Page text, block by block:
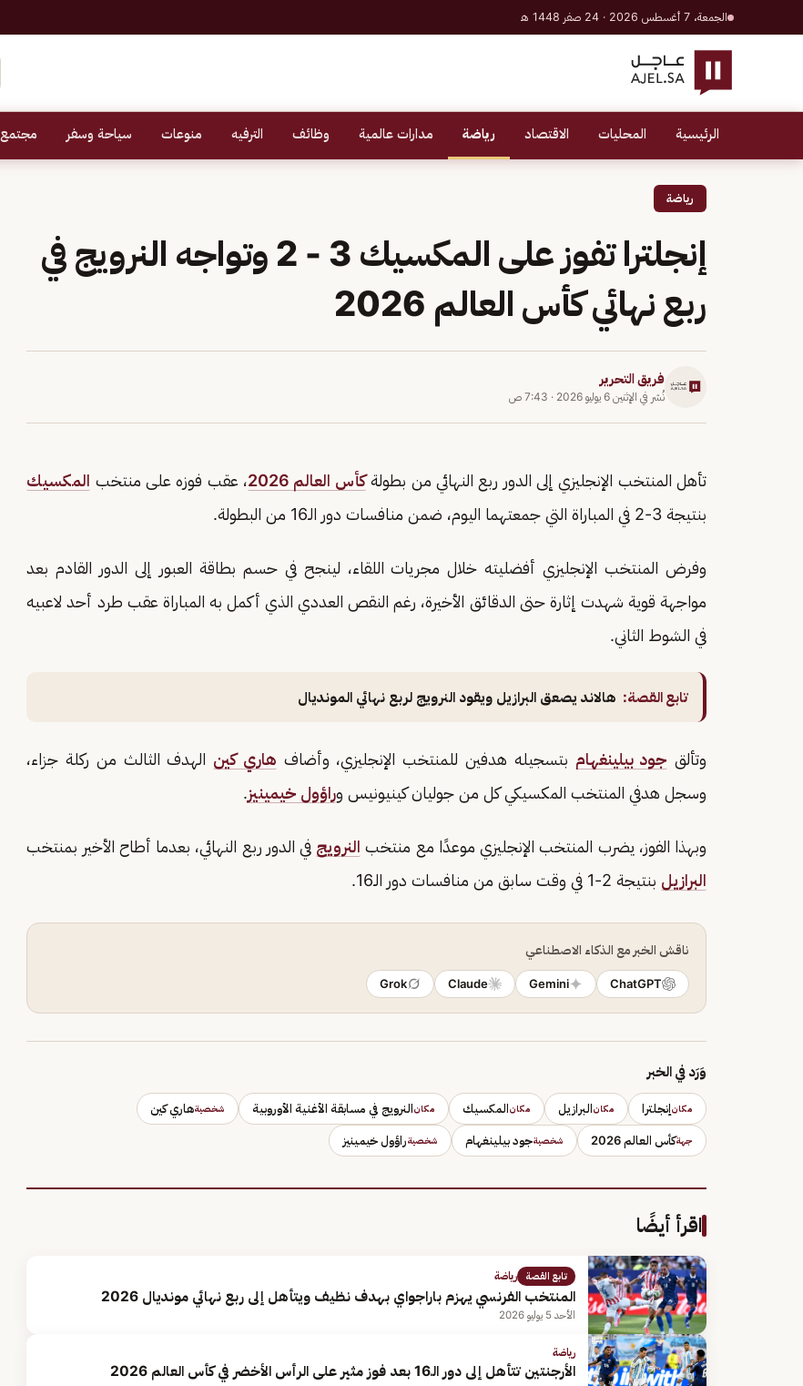
الجمعة، 7 أغسطس 2026 · 24 صفر 1448 هـ
الرئيسية المحليات الاقتصاد رياضة مدارات عالمية وظائف الترفيه منوعات سياحة وسفر مجتمع
رياضة
إنجلترا تفوز على المكسيك 3 - 2 وتواجه النرويج في
ربع نهائي كأس العالم 2026
فريق التحرير
نُشر في الإثنين 6 يوليو 2026 · 7:43 ص
تأهل المنتخب الإنجليزي إلى الدور ربع النهائي من بطولةكأس العالم 2026 ، عقب فوزه على منتخب المكسيك
بنتيجة 3-2 في المباراة التي جمعتهما اليوم، ضمن منافسات دور الـ16 من البطولة.
وفرض المنتخب الإنجليزي أفضليته خلال مجريات اللقاء، لينجح في حسم بطاقة العبور إلى الدور القادم بعد
مواجهة قوية شهدت إثارة حتى الدقائق الأخيرة، رغم النقص العددي الذي أكمل به المباراة عقب طرد أحد لاعبيه
في الشوط الثاني.
تابع القصة: هالاند يصعق البرازيل ويقود النرويج لربع نهائي المونديال
وتألق جود بيلينغهام بتسجيله هدفين للمنتخب الإنجليزي، وأضاف هاري كين الهدف الثالث من ركلة جزاء،
وسجل هدفي المنتخب المكسيكي كل من جوليان كينيونيس وراؤول خيمينيز.
وبهذا الفوز، يضرب المنتخب الإنجليزي موعدًا مع منتخب النرويج في الدور ربع النهائي، بعدما أطاح الأخير بمنتخب
البرازيل بنتيجة 2-1 في وقت سابق من منافسات دور الـ16.
ناقش الخبر مع الذكاء الاصطناعي
ChatGPT
Gemini
Claude
Grok
وَرَد في الخبر
مكانإنجلترا مكانالبرازيل مكانالمكسيك مكانالنرويج في مسابقة الأغنية الأوروبية شخصيةهاري كين
جهةكأس العالم 2026 شخصيةجود بيلينغهام شخصيةراؤول خيمينيز
اقرأ أيضًا
تابع القصة رياضة
المنتخب الفرنسي يهزم باراجواي بهدف نظيف ويتأهل إلى ربع نهائي مونديال 2026
الأحد 5 يوليو 2026
رياضة
الأرجنتين تتأهل إلى دور الـ16 بعد فوز مثير على الرأس الأخضر في كأس العالم 2026